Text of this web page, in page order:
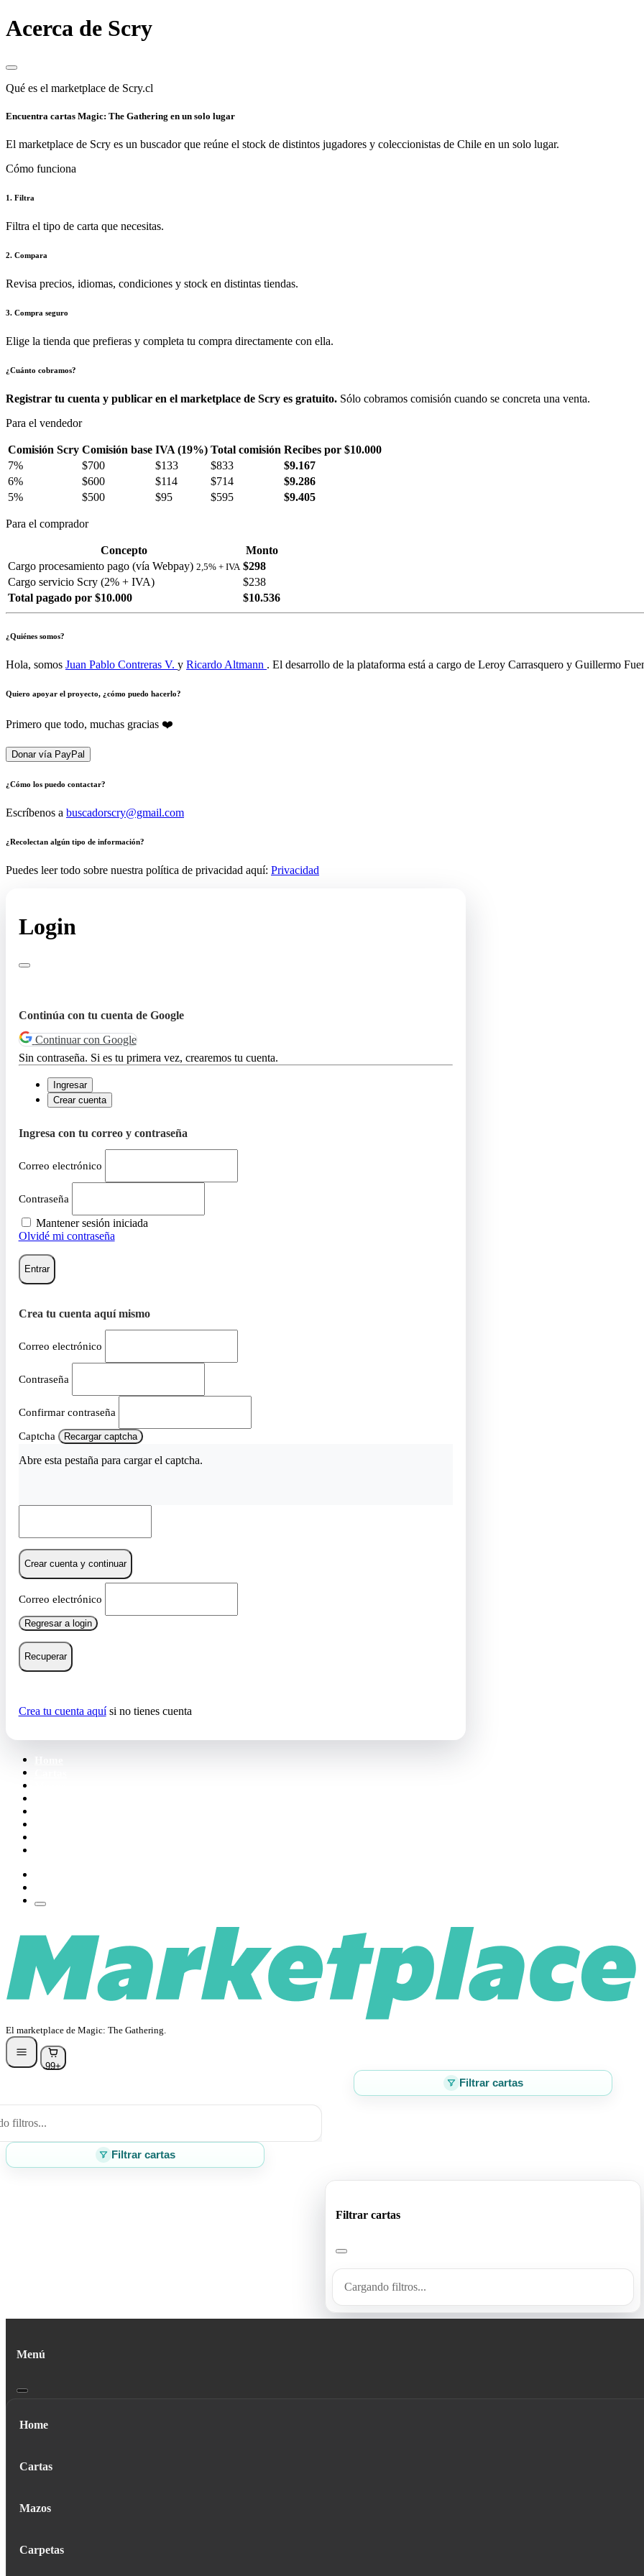
Acerca de Scry
Qué es el marketplace de Scry.cl
Encuentra cartas Magic: The Gathering en un solo lugar
El marketplace de Scry es un buscador que reúne el stock de distintos jugadores y coleccionistas de Chile en un solo lugar.
Cómo funciona
1. Filtra
Filtra el tipo de carta que necesitas.
2. Compara
Revisa precios, idiomas, condiciones y stock en distintas tiendas.
3. Compra seguro
Elige la tienda que prefieras y completa tu compra directamente con ella.
¿Cuánto cobramos?
Registrar tu cuenta y publicar en el marketplace de Scry es gratuito. Sólo cobramos comisión cuando se concreta una venta.
Para el vendedor
Comisión Scry Comisión base IVA (19%) Total comisión Recibes por $10.000
7%
$700 $133 $833
$9.167
6%
$600 $114 $714
$9.286
5%
$500 $95 $595 $9.405
Para el comprador
Concepto
Monto
Cargo procesamiento pago (vía Webpay) 2,5% + IVA $298
Cargo servicio Scry (2% + IVA)
$238
Total pagado por $10.000
$10.536
¿Quiénes somos?
Hola, somos Juan Pablo Contreras V. y Ricardo Altmann . El desarrollo de la plataforma está a cargo de Leroy Carrasquero y Guillermo
Quiero apoyar el proyecto, ¿cómo puedo hacerlo?
Primero que todo, muchas gracias ❤️
Donar vía PayPal
¿Cómo los puedo contactar?
Escríbenos a buscadorscry@gmail.com
¿Recolectan algún tipo de información?
Puedes leer todo sobre nuestra política de privacidad aquí: Privacidad
Login
Continúa con tu cuenta de Google
Continuar con Google
Sin contraseña. Si es tu primera vez, crearemos tu cuenta.
Ingresar
Crear cuenta
Ingresa con tu correo y contraseña
Correo electrónico
Contraseña
Mantener sesión iniciada
Olvidé mi contraseña
Entrar
Crea tu cuenta aquí mismo
Correo electrónico
Contraseña
Confirmar contraseña
Captcha Recargar captcha
Abre esta pestaña para cargar el captcha.
Crear cuenta y continuar
Correo electrónico
Regresar a login
Recuperar
Crea tu cuenta aquísi no tienes cuenta
El marketplace de Magic: The Gathering.
99+
Filtrar cartas
filtros...
Filtrar cartas
Filtrar cartas
Cargando filtros...
Menú
Home
Cartas
Mazos
Carpetas